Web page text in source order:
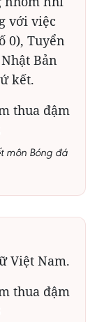
với việc
0), Tuyển
Bản
kết.
môn Bóng đá
Việt Nam.